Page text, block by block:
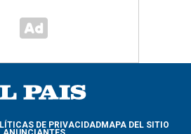
DE PRIVACIDADMAPA DEL SITIO